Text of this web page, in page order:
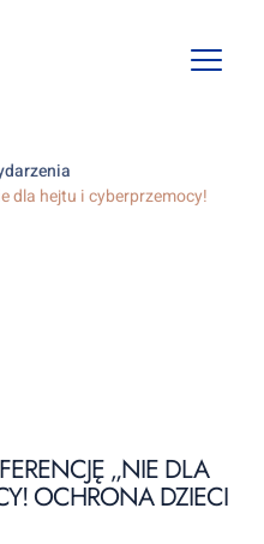
Open
dla hejtu i cyberprzemocy!
„NIE DLA
OCHRONA DZIECI